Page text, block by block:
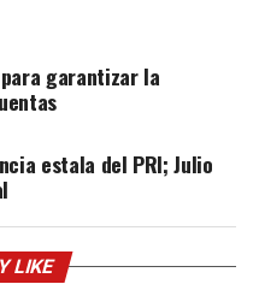
garantizar la
estala del PRI; Julio
LIKE